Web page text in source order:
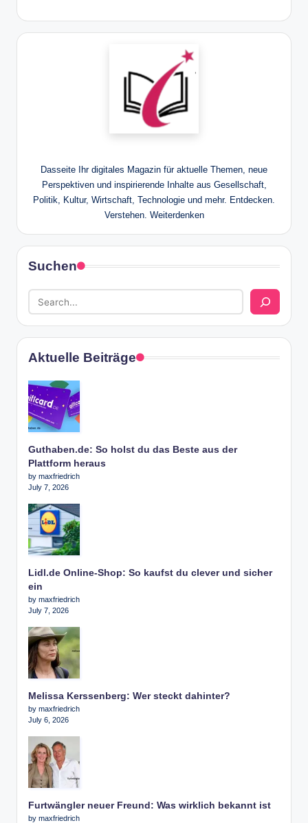
Dasseite Ihr digitales Magazin für aktuelle Themen, neue
Perspektiven und inspirierende Inhalte aus Gesellschaft,
Politik, Kultur, Wirtschaft, Technologie und mehr. Entdecken.
Verstehen. Weiterdenken
Suchen
Aktuelle Beiträge
Guthaben.de: So holst du das Beste aus der
Plattform heraus
by maxfriedrich
July 7, 2026
Lidl.de Online-Shop: So kaufst du clever und sicher
ein
by maxfriedrich
July 7, 2026
Melissa Kerssenberg: Wer steckt dahinter?
by maxfriedrich
July 6, 2026
Furtwängler neuer Freund: Was wirklich bekannt ist
by maxfriedrich